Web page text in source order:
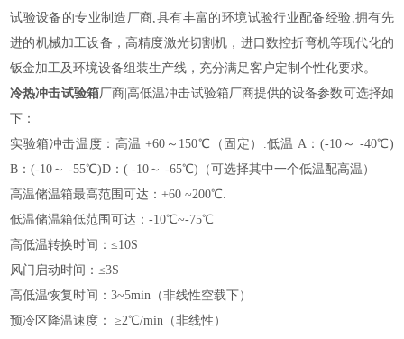
试验设备的专业制造厂商,具有丰富的环境试验行业配备经验,拥有先
进的机械加工设备，高精度激光切割机，进口数控折弯机等现代化的
钣金加工及环境设备组装生产线，充分满足客户定制个性化要求。
冷热冲击试验箱厂商|高低温冲击试验箱厂商提供的设备参数可选择如
下：
实验箱冲击温度：高温 +60～150℃（固定）.低温 A：(-10～ -40℃)
B：(-10～ -55℃)D：( -10～ -65℃)（可选择其中一个低温配高温）
高温储温箱最高范围可达：+60 ~200℃.
低温储温箱低范围可达：-10℃~-75℃
高低温转换时间：≤10S
风门启动时间：≤3S
高低温恢复时间：3~5min（非线性空载下）
预冷区降温速度： ≥2℃/min（非线性）